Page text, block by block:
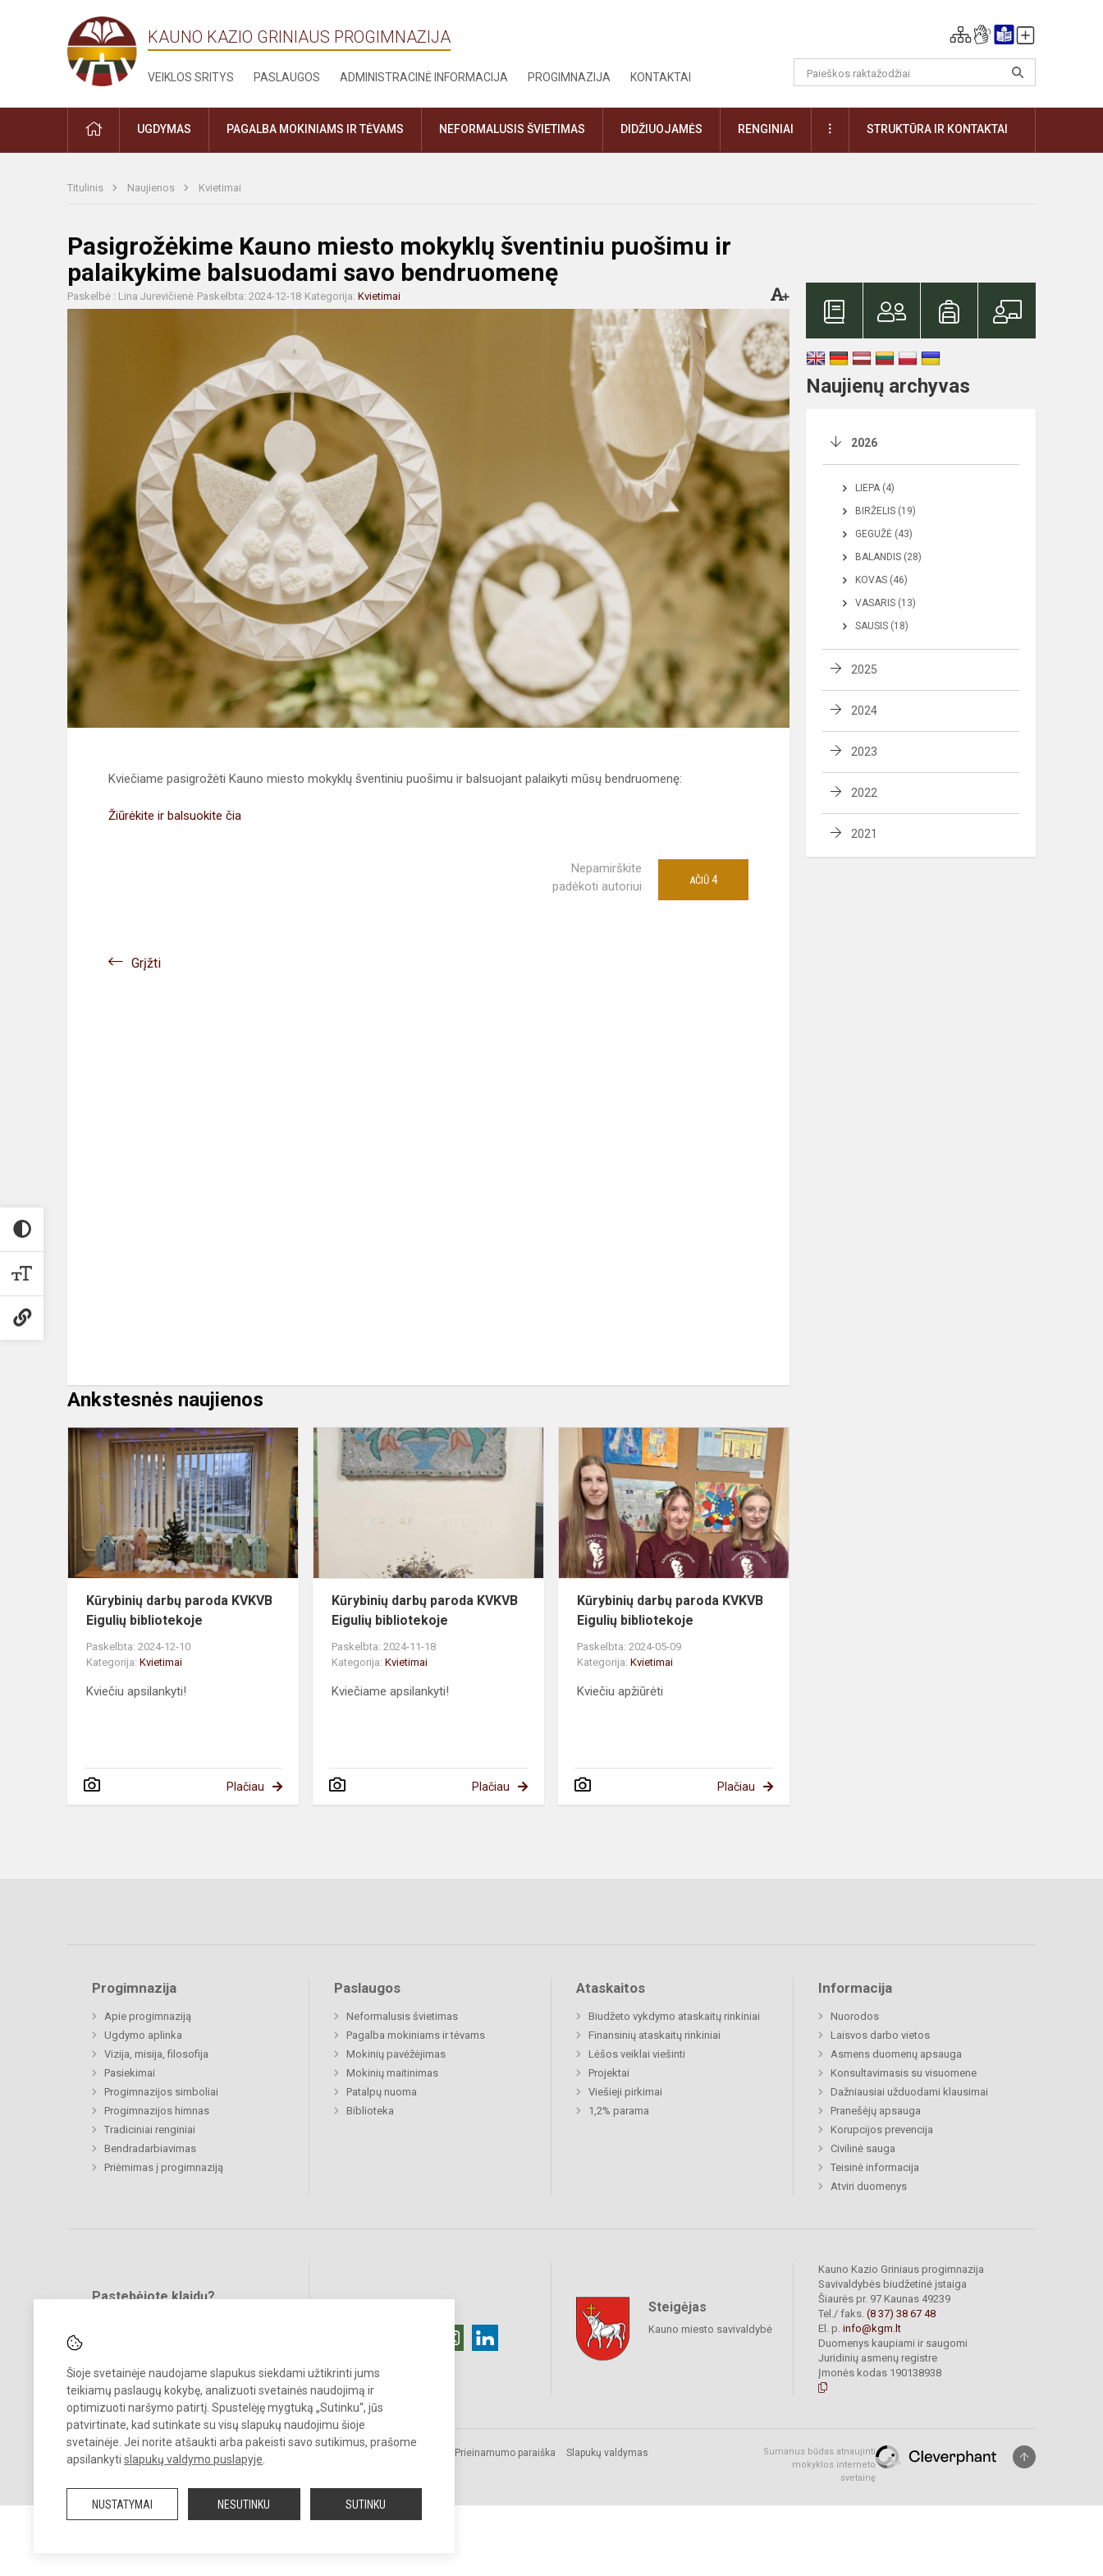
Šioje svetainėje naudojame slapukus siekdami užtikrinti jums
teikiamų paslaugų kokybę, analizuoti svetainės naudojimą ir
optimizuoti naršymo patirtį. Spustelėję mygtuką „Sutinku“, jūs
patvirtinate, kad sutinkate su visų slapukų naudojimu šioje
svetainėje. Jei norite atšaukti arba pakeisti savo sutikimus, prašome
apsilankyti slapukų valdymo puslapyje
NUSTATYMAI NESUTINKU SUTINKU
KAUNO KAZIO GRINIAUS PROGIMNAZIJA
VEIKLOS SRITYS PASLAUGOS ADMINISTRACINĖ INFORMACIJA PROGIMNAZIJA KONTAKTAI
PRADŽIAUGDYMAS PAGALBA MOKINIAMS IR TĖVAMS NEFORMALUSIS ŠVIETIMAS DIDŽIUOJAMĖS RENGINIAI DAUGIAUSTRUKTŪRA IR KONTAKTAI
Titulinis Naujienos Kvietimai
Pasigrožėkime Kauno miesto mokyklų šventiniu puošimu ir
palaikykime balsuodami savo bendruomenę
Paskelbė : Lina Jurevičienė Paskelbta: 2024-12-18 Kategorija: Kvietimai
Kviečiame pasigrožėti Kauno miesto mokyklų šventiniu puošimu ir balsuojant palaikyti mūsų bendruomenę:
Žiūrėkite ir balsuokite čia
Nepamirškite
padėkoti autoriui
AČIŪ 4
Grįžti
Ankstesnės naujienos
Kūrybinių
darbų
paroda
KVKVB
Eigulių
bibliotekoje
Kūrybinių darbų paroda KVKVB
Eigulių bibliotekoje
Paskelbta: 2024-12-10
Kategorija: Kvietimai
Kviečiu apsilankyti!
Plačiau
Kūrybinių
darbų
paroda
KVKVB
Eigulių
bibliotekoje
Kūrybinių darbų paroda KVKVB
Eigulių bibliotekoje
Paskelbta: 2024-11-18
Kategorija:Kvietimai
Kviečiame apsilankyti!
Plačiau
Kūrybinių darbų paroda KVKVB
Eigulių bibliotekoje
Paskelbta: 2024-05-09
Kategorija:Kvietimai
Kviečiu apžiūrėti
Plačiau
Naujienų archyvas
2026
LIEPA (4)
BIRŽELIS (19)
GEGUŽĖ (43)
BALANDIS (28)
KOVAS (46)
VASARIS (13)
SAUSIS (18)
2025
2024
2023
2022
2021
Progimnazija
Apie progimnaziją
Ugdymo aplinka
Vizija, misija, filosofija
Pasiekimai
Progimnazijos simboliai
Progimnazijos himnas
Tradiciniai renginiai
Bendradarbiavimas
Priėmimas į progimnaziją
Paslaugos
Neformalusis švietimas
Pagalba mokiniams ir tėvams
Mokinių pavėžėjimas
Mokinių maitinimas
Patalpų nuoma
Biblioteka
Ataskaitos
Biudžeto vykdymo ataskaitų rinkiniai
Finansinių ataskaitų rinkiniai
Lėšos veiklai viešinti
Projektai
Viešieji pirkimai
1,2% parama
Informacija
Nuorodos
Laisvos darbo vietos
Asmens duomenų apsauga
Konsultavimasis su visuomene
Dažniausiai užduodami klausimai
Pranešėjų apsauga
Korupcijos prevencija
Civilinė sauga
Teisinė informacija
Atviri duomenys
Pastebėjote klaidų?
Steigėjas
Kauno miesto savivaldybė
Kauno Kazio Griniaus progimnazija
Savivaldybės biudžetinė įstaiga
Šiaurės pr. 97 Kaunas 49239
Tel./ faks. (8 37) 38 67 48
El. p. info@kgm.lt
Duomenys kaupiami ir saugomi
Juridinių asmenų registre
Įmonės kodas 190138938
© 2024. Kauno Kazio Griniaus progimnazija. Visos teisės saugomos.
Kopijuoti turinį be raštiško progimnazijos sutikimo griežtai draudžiama.
Prieinamumo paraiška Slapukų valdymas
Sumanus būdas atnaujinti
mokyklos interneto
svetainę